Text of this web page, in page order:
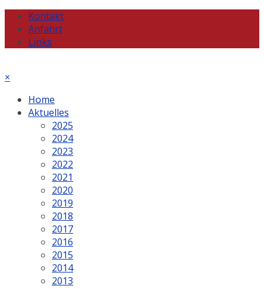
Kontakt
Anfahrt
Links
×
Home
Aktuelles
2025
2024
2023
2022
2021
2020
2019
2018
2017
2016
2015
2014
2013